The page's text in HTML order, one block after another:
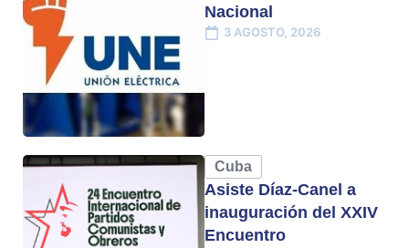
Nacional
3 AGOSTO, 2026
Cuba
Asiste Díaz-Canel a
inauguración del XXIV
Encuentro